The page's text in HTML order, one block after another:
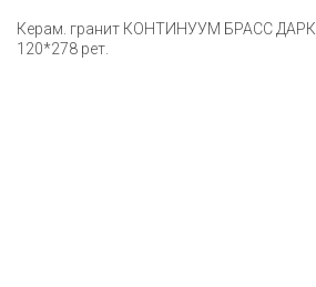
Керам. гранит КОНТИНУУМ БРАСС ДАРК
120*278 рет.